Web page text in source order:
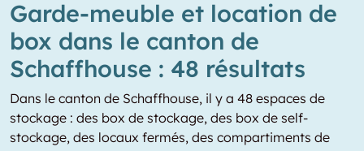
Garde-meuble et location de
box dans le canton de
Schaffhouse : 48 résultats
Dans le canton de Schaffhouse, il y a 48 espaces de
stockage : des box de stockage, des box de self-
stockage, des locaux fermés, des compartiments de